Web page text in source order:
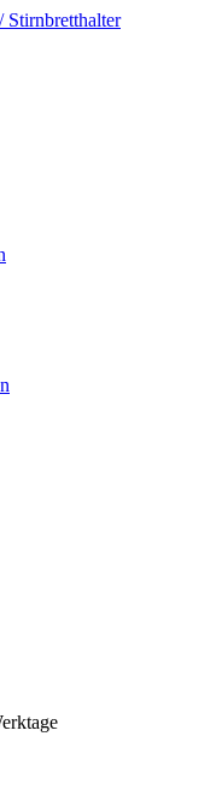
Stirnbretthalter